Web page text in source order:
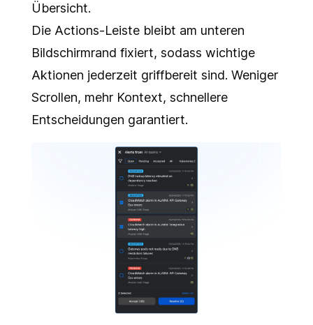
Übersicht.
Die Actions-Leiste bleibt am unteren
Bildschirmrand fixiert, sodass wichtige
Aktionen jederzeit griffbereit sind. Weniger
Scrollen, mehr Kontext, schnellere
Entscheidungen garantiert.